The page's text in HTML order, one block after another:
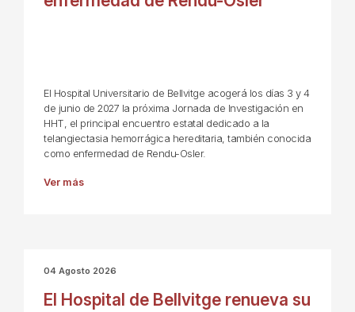
El Hospital Universitario de Bellvitge acogerá los días 3 y 4
de junio de 2027 la próxima Jornada de Investigación en
HHT, el principal encuentro estatal dedicado a la
telangiectasia hemorrágica hereditaria, también conocida
como enfermedad de Rendu-Osler.
Ver más
04 Agosto 2026
El Hospital de Bellvitge renueva su